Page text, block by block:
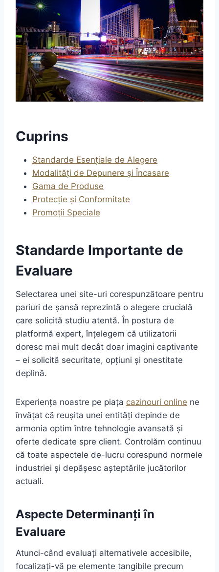
Cuprins
Standarde Esențiale de Alegere
Modalități de Depunere și Încasare
Gama de Produse
Protecție și Conformitate
Promoții Speciale
Standarde Importante de
Evaluare
Selectarea unei site-uri corespunzătoare pentru
pariuri de șansă reprezintă o alegere crucială
care solicită studiu atentă. În postura de
platformă expert, înțelegem că utilizatorii
doresc mai mult decât doar imagini captivante
– ei solicită securitate, opțiuni și onestitate
deplină.
Experiența noastre pe piața cazinouri online ne
învățat că reușita unei entități depinde de
armonia optim între tehnologie avansată și
oferte dedicate spre client. Controlăm continuu
că toate aspectele de-lucru corespund normele
industriei și depășesc așteptările jucătorilor
actuali.
Aspecte Determinanți în
Evaluare
Atunci-când evaluați alternativele accesibile,
focalizați-vă pe elemente tangibile precum